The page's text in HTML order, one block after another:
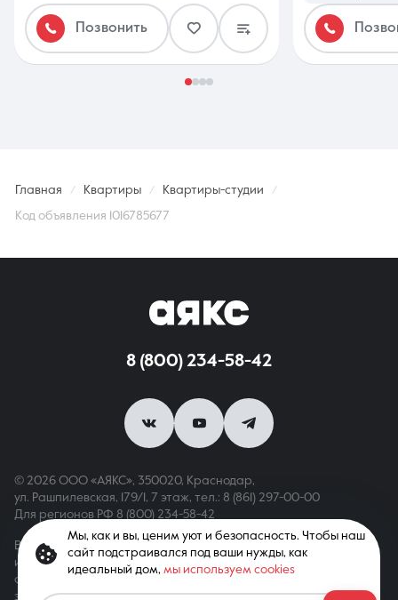
Позвонить
Главная Квартиры Квартиры-студии
Код объявления 1016785677
8 (800) 234-58-42
© 2026 ООО «АЯКС», 350020, Краснодар,
ул. Рашпилевская, 179/1, 7 этаж, тел.: 8 (861) 297-00-00
Для регионов РФ 8 (800) 234-58-42
Вся информация, опубликованная на сайте, носит только
информационный характер и не является публичной офертой,
определяемой положениями ст. 437 ГК РФ. Все права
защищены. При копировании материалов с сайта
Мы, как и вы, ценим уют и безопасность. Чтобы наш
сайт подстраивался под ваши нужды, как
идеальный дом, мы используем cookies